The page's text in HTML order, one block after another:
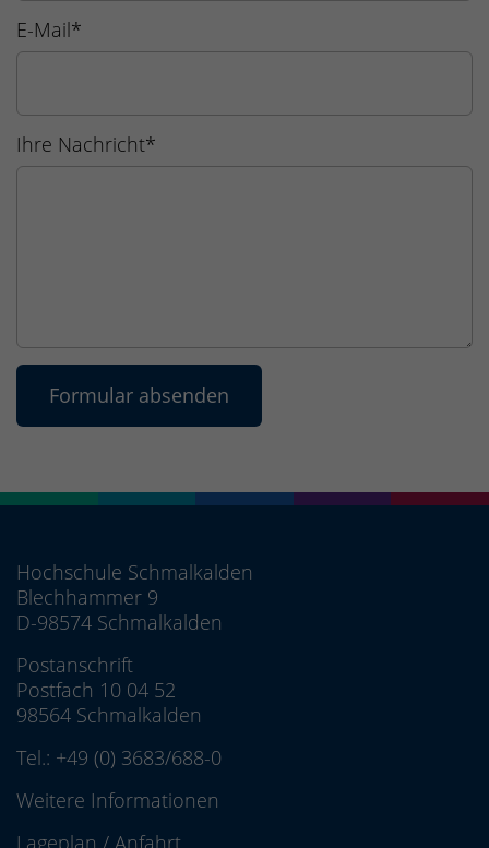
E-Mail*
Ihre Nachricht*
Hochschule Schmalkalden
Blechhammer 9
D-98574 Schmalkalden
Postanschrift
Postfach 10 04 52
98564 Schmalkalden
Tel.: +49 (0) 3683/688-0
Weitere Informationen